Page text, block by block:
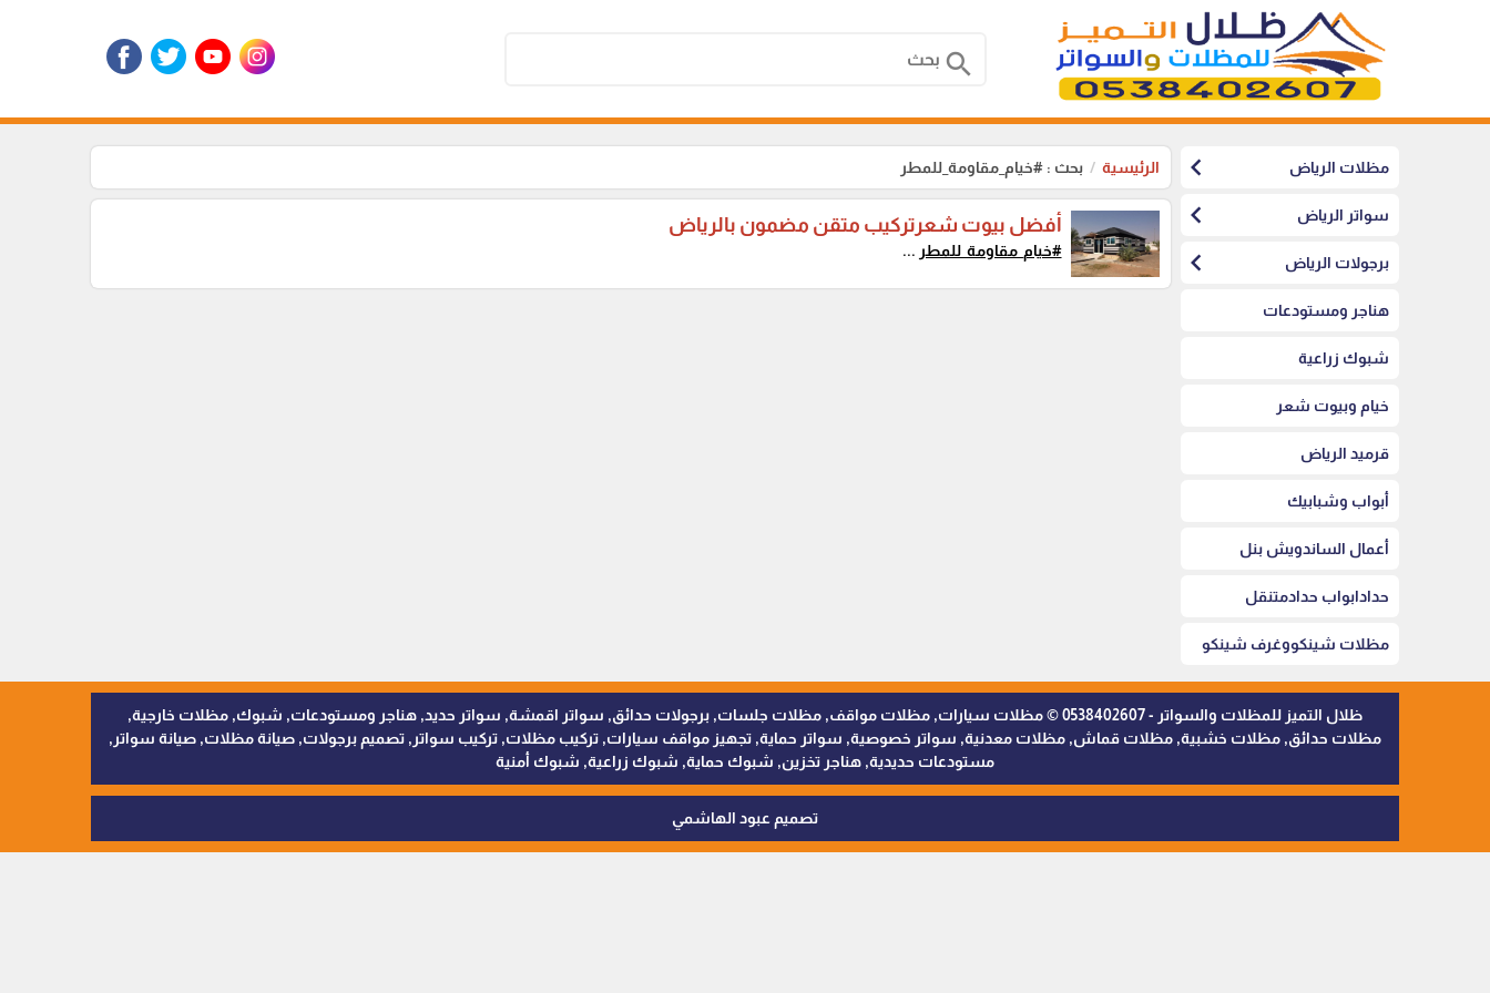
search
مظلات الرياض chevron_left
سواتر الرياض chevron_left
برجولات الرياض chevron_left
هناجر ومستودعات
شبوك زراعية
خيام وبيوت شعر
قرميد الرياض
أبواب وشبابيك
أعمال الساندويش بنل
حدادابواب حدادمتنقل
مظلات شينكووغرف شينكو
الرئيسية بحث : #خيام_مقاومة_للمطر
أفضل بيوت شعرتركيب متقن مضمون بالرياض
#خيام_مقاومة_للمطر ...
ظلال التميز للمظلات والسواتر - 0538402607 © مظلات سيارات, مظلات مواقف, مظلات جلسات, برجولات حدائق, سواتر اقمشة, سواتر حديد, هناجر ومستودعات, شبوك, مظلات خارجية,
مظلات حدائق, مظلات خشبية, مظلات قماش, مظلات معدنية, سواتر خصوصية, سواتر حماية, تجهيز مواقف سيارات, تركيب مظلات, تركيب سواتر, تصميم برجولات, صيانة مظلات, صيانة سواتر,
مستودعات حديدية, هناجر تخزين, شبوك حماية, شبوك زراعية, شبوك أمنية
تصميم عبود الهاشمي